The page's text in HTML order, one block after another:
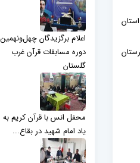
استان
رامیان:۸۲نفر شهرستان علی آباد :۷۴نفر شهرستان
اعلام برگزیدگان چهل‌ونهمین
دوره مسابقات قرآن غرب
گلستان
محفل انس با قرآن کریم به
یاد امام شهید در بقاع...